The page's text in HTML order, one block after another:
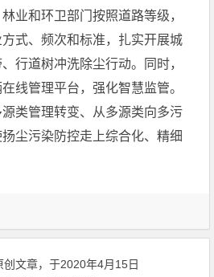
业和环卫部门按照道路等级，
式、频次和标准，扎实开展城
行道树冲洗除尘行动。同时，
线管理平台，强化智慧监管。
类管理转变、从多源类向多污
尘污染防控走上综合化、精细
创文章，于2020年4月15日